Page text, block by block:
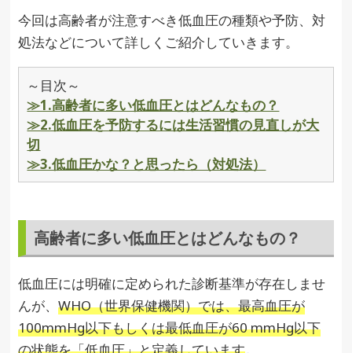
今回は高齢者が注意すべき低血圧の種類や予防、対
処法などについて詳しくご紹介していきます。
～目次～
≫1.高齢者に多い低血圧とはどんなもの？
≫2.低血圧を予防するには生活習慣の見直しが大
切
≫3.低血圧かな？と思ったら（対処法）
高齢者に多い低血圧とはどんなもの？
低血圧には明確に定められた診断基準が存在しませ
んが、WHO（世界保健機関）では、最高血圧が
100mmHg以下もしくは最低血圧が60 mmHg以下